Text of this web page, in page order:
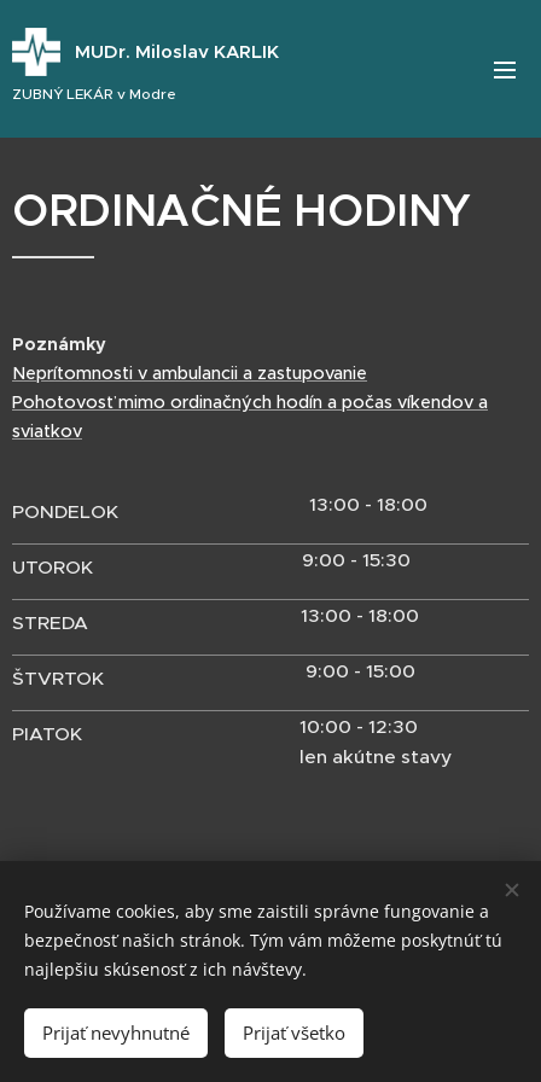
MUDr. Miloslav KARLIK
ZUBNÝ LEKÁR v Modre
ORDINAČNÉ HODINY
Poznámky
Neprítomnosti v ambulancii a zastupovanie
Pohotovosť mimo ordinačných hodín a počas víkendov a
sviatkov
PONDELOK 13:00 - 18:00
UTOROK 9:00 - 15:30
STREDA 13:00 - 18:00
ŠTVRTOK 9:00 - 15:00
PIATOK
10:00 - 12:30
len akútne stavy
Vytvorené službou
Používame cookies, aby sme zaistili správne fungovanie a
bezpečnosť našich stránok. Tým vám môžeme poskytnúť tú
najlepšiu skúsenosť z ich návštevy.
Prijať nevyhnutné Prijať všetko